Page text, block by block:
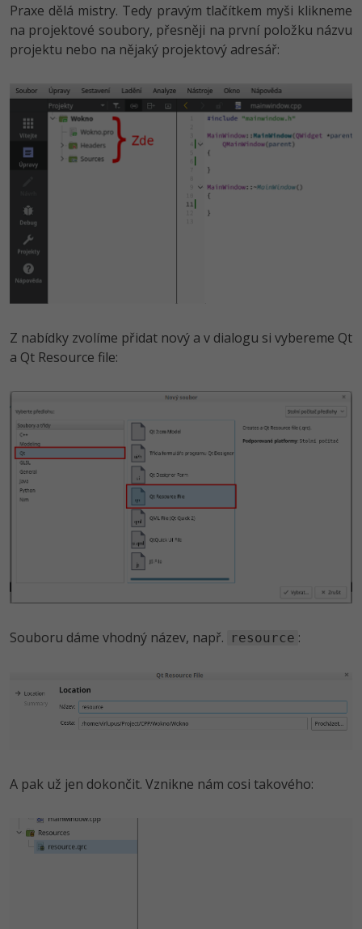
Praxe dělá mistry. Tedy pravým tlačítkem myši klikneme
na projektové soubory, přesněji na první položku názvu
projektu nebo na nějaký projektový adresář:
Z nabídky zvolíme přidat nový a v dialogu si vybereme Qt
a Qt Resource file:
Souboru dáme vhodný název, např. resource :
A pak už jen dokončit. Vznikne nám cosi takového: